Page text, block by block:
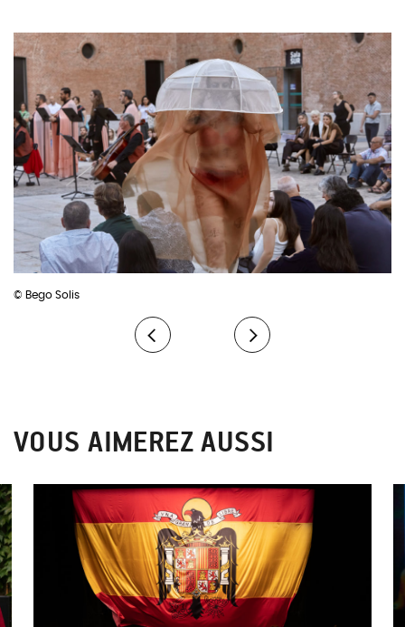
avec des amateurs, installations et images en mouvements
présentent dès lors les facettes d’une pratique protéiforme, qui
ne cesse de mettre en jeu le droit du corps.»
Marcella Lista / écrivaine et commissaire
Nouveaux médias – Centre Pompidou, Paris 2020
ASIER PUGA
Asier Puga, chef d’orchestre et directeur artistique du Grupo
Enigma – Orchestre de chambre de l’Auditorium de Saragosse,
a été formé en tant que chef d’orchestre au Royal College of
Music de Londres, et a obtenu la plus haute distinction. Il
poursuit sa formation en Espagne à l’École supérieure de
musique du Pays basque (Musikene). Asier étudie également la
composition et,en 2016, il est sélectionné pour rejoindre la
prestigieuse London Sinfonietta Academy.
Orchestre de chambre de l’Auditorium de Saragosse — Grupo
Enigma
: Víctor Parra, violon, Xavier Olivar, alto, Zsolt G. Tottzer,
violoncelle Fernando Gómez, flûte, Emilio Ferrando, clarinette,
Joan Germán Oliveros, saxophone Juan Carlos Segura,
synthétiseur.
Chœur polyphonique Schola Cantorum Paradisi Portae
Rubén Larrea Perálvarez, alto Alberto Palacios Guardia / Igor
Tantos Sevillano, ténor Marcos Castrillo Sampedro, ténor
Alberto Cebolla Royo, baryton
Conseil en musicologie: Alberto Cebolla
Musique : Iñaki Estrada, Álvaro Martín, Johannes Ockeghem,
Alexander Agricola, Josquin des Près, Pierre de la Rue
Dramaturgie
: Éric Wurtz
Création des costumes
: Elvira Grau
Administration: Gonzague Bochud
Coproduction: La Bâtie Festival de Genève, Centro de cultura
contemporánea Condeduque (Madrid), Festival d’Avignon
Avec le soutien de
: la Ville de Genève, le canton de Genève, et
pour la 78e édition du Festival d’Avignon : Pro Helvetia
Fondation sSisse pour la culture, Gobierno de Aragón
(Espagne), La Corodis, Loterie Romande, Service Industriel de
© Bego Solis
VOUS AIMEREZ AUSSI